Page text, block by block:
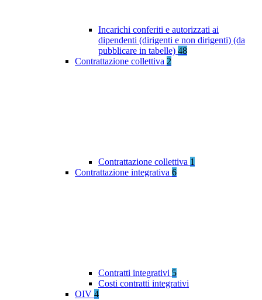
Incarichi conferiti e autorizzati ai
dipendenti (dirigenti e non dirigenti) (da
pubblicare in tabelle) 48
Contrattazione collettiva 2
Contrattazione collettiva 1
Contrattazione integrativa 6
Contratti integrativi 5
Costi contratti integrativi
OIV 4